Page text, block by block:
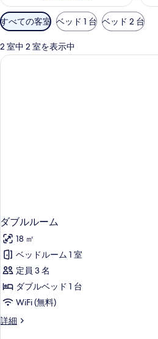
利
用
可
能
すべての客室 ベッド 1 台 ベッド 2 台
2 室中 2 室を表示中
ダブルルーム
18 ㎡
ベッドルーム 1 室
定員 3 名
ダブルベッド 1 台
WiFi (無料)
詳細
ダ